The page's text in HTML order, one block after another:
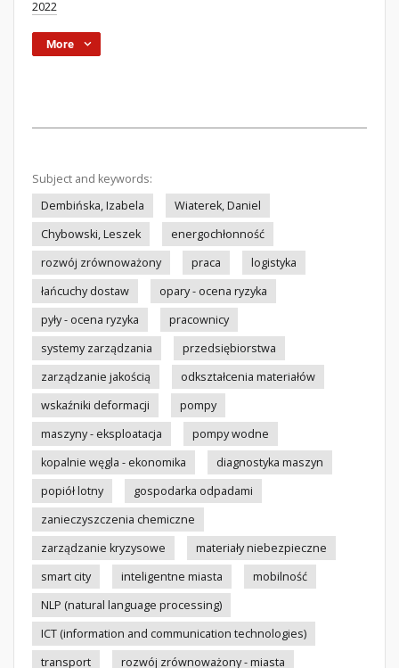
2022
More
Subject and keywords:
Dembińska, Izabela
Wiaterek, Daniel
Chybowski, Leszek
energochłonność
rozwój zrównoważony
praca
logistyka
łańcuchy dostaw
opary - ocena ryzyka
pyły - ocena ryzyka
pracownicy
systemy zarządzania
przedsiębiorstwa
zarządzanie jakością
odkształcenia materiałów
wskaźniki deformacji
pompy
maszyny - eksploatacja
pompy wodne
kopalnie węgla - ekonomika
diagnostyka maszyn
popiół lotny
gospodarka odpadami
zanieczyszczenia chemiczne
zarządzanie kryzysowe
materiały niebezpieczne
smart city
inteligentne miasta
mobilność
NLP (natural language processing)
ICT (information and communication technologies)
transport
rozwój zrównoważony - miasta